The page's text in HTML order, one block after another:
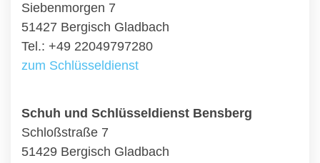
Siebenmorgen 7
51427 Bergisch Gladbach
Tel.: +49 22049797280
zum Schlüsseldienst
Schuh und Schlüsseldienst Bensberg
Schloßstraße 7
51429 Bergisch Gladbach